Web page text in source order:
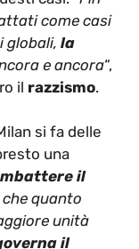
come casi
globali, la
e ancora“,
il razzismo.
si fa delle
una
il
quanto
unità
il